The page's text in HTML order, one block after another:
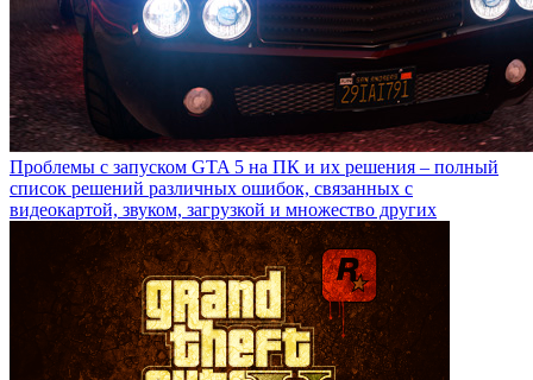
Проблемы с запуском GTA 5 на ПК и их решения – полный
список решений различных ошибок, связанных с
видеокартой, звуком, загрузкой и множество других